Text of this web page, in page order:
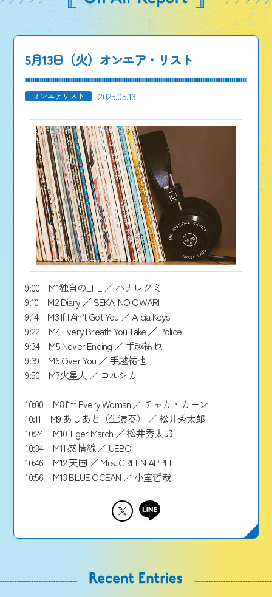
5月13日（火）オンエア・リスト
オンエアリスト 2025.05.13
9:00 M1独自のLIFE ／ ハナレグミ
9:10 M2 Diary ／ SEKAI NO OWARI
9:14 M3 If I Ain’t Got You ／ Alicia Keys
9:22 M4 Every Breath You Take ／ Police
9:34 M5 Never Ending ／ 手越祐也
9:39 M6 Over You ／ 手越祐也
9:50 M7火星人 ／ ヨルシカ
10:00 M8 I‘m Every Woman ／ チャカ・カーン
10:11 M9 あしあと（生演奏） ／ 松井秀太郎
10:24 M10 Tiger March ／ 松井秀太郎
10:34 M11 感情線 ／ UEBO
10:46 M12 天国 ／ Mrs. GREEN APPLE
10:56 M13 BLUE OCEAN ／ 小室哲哉